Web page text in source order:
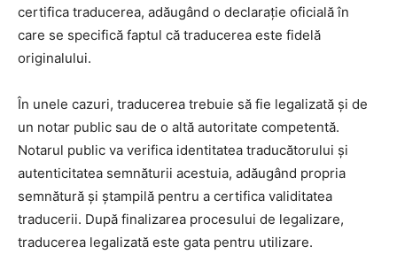
certifica traducerea, adăugând o declarație oficială în
care se specifică faptul că traducerea este fidelă
originalului.
În unele cazuri, traducerea trebuie să fie legalizată și de
un notar public sau de o altă autoritate competentă.
Notarul public va verifica identitatea traducătorului și
autenticitatea semnăturii acestuia, adăugând propria
semnătură și ștampilă pentru a certifica validitatea
traducerii. După finalizarea procesului de legalizare,
traducerea legalizată este gata pentru utilizare.